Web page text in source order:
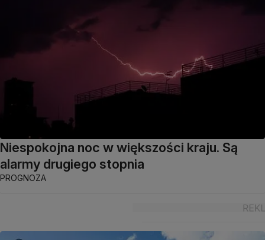
Niespokojna noc w większości kraju. Są
alarmy drugiego stopnia
PROGNOZA